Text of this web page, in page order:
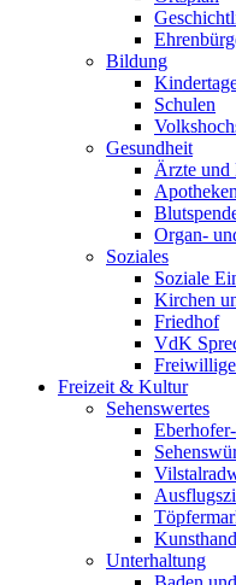
Bildung
Schulen
Gesundheit
Ärzte und
Apotheken
Organ-
Soziales
Soziale
Kirchen
Friedhof
VdK
Freizeit & Kultur
Sehenswertes
Unterhaltung